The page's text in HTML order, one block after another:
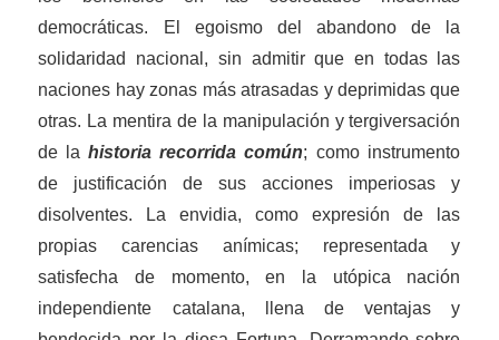
democráticas. El egoismo del abandono de la
solidaridad nacional, sin admitir que en todas las
naciones hay zonas más atrasadas y deprimidasque
otras. La mentira de la manipulación y tergiversación
de lahistoria recorrida común; como instrumento
de justificación de sus acciones imperiosas y
disolventes. La envidia, como expresión de
las
propias carencias anímicas; representada y
satisfecha de momento, en la utópica nación
independiente catalana, llena de ventajas y